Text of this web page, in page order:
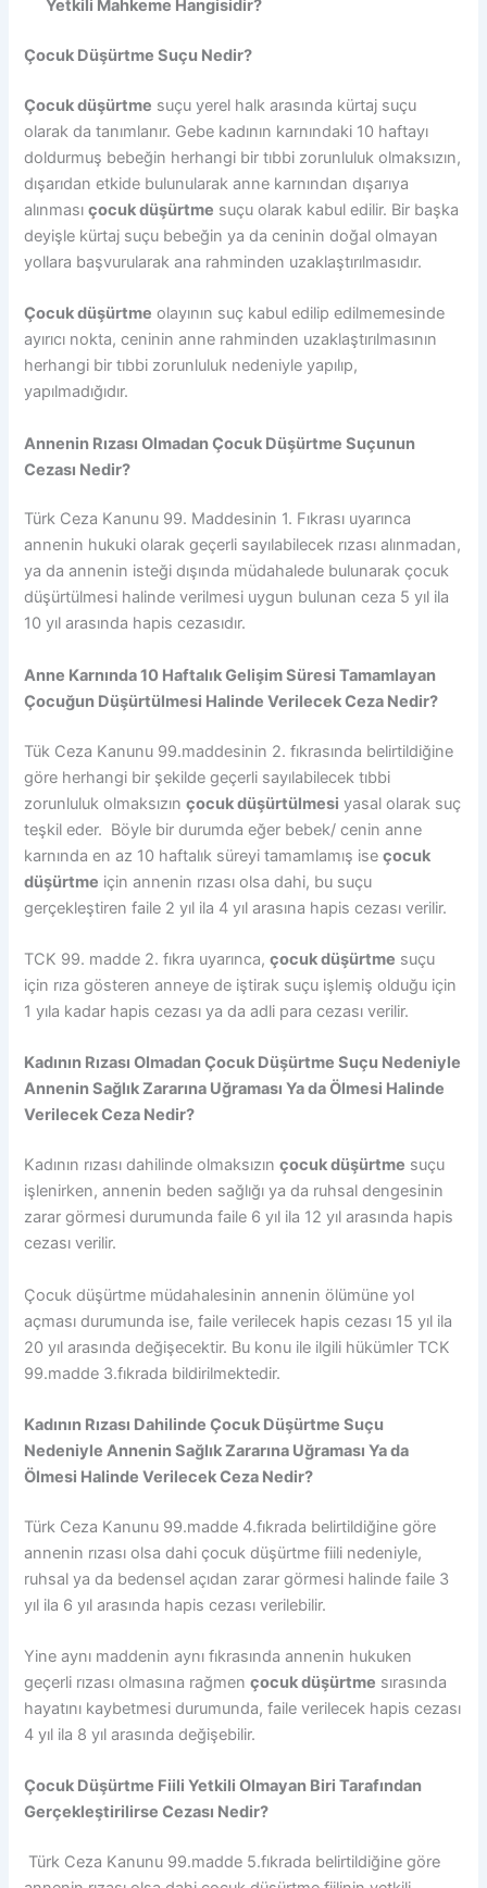
Yetkili Mahkeme Hangisidir?
Çocuk Düşürtme Suçu Nedir?
Çocuk düşürtme suçu yerel halk arasında kürtaj suçu
olarak da tanımlanır. Gebe kadının karnındaki 10 haftayı
doldurmuş bebeğin herhangi bir tıbbi zorunluluk olmaksızın,
dışarıdan etkide bulunularak anne karnından dışarıya
alınmasıçocuk düşürtme suçu olarak kabul edilir. Bir başka
deyişle kürtaj suçu bebeğin ya da ceninin doğal olmayan
yollara başvurularak ana rahminden uzaklaştırılmasıdır.
Çocuk düşürtme olayının suç kabul edilip edilmemesinde
ayırıcı nokta, ceninin anne rahminden uzaklaştırılmasının
herhangi bir tıbbi zorunluluk nedeniyle yapılıp,
yapılmadığıdır.
Annenin Rızası Olmadan Çocuk Düşürtme Suçunun
Cezası Nedir?
Türk Ceza Kanunu 99. Maddesinin 1. Fıkrası uyarınca
annenin hukuki olarak geçerli sayılabilecek rızası alınmadan,
ya da annenin isteği dışında müdahalede bulunarak çocuk
düşürtülmesi halinde verilmesi uygun bulunan ceza 5 yıl ila
10 yıl arasında hapis cezasıdır.
Anne Karnında 10 Haftalık Gelişim Süresi Tamamlayan
Çocuğun Düşürtülmesi Halinde Verilecek Ceza Nedir?
Tük Ceza Kanunu 99.maddesinin 2. fıkrasında belirtildiğine
göre herhangi bir şekilde geçerli sayılabilecek tıbbi
zorunluluk olmaksızınçocuk düşürtülmesi yasal olarak suç
teşkil eder. Böyle bir durumda eğer bebek/ cenin anne
karnında en az 10 haftalık süreyi tamamlamış iseçocuk
düşürtme için annenin rızası olsa dahi, bu suçu
gerçekleştiren faile 2 yıl ila 4 yıl arasına hapis cezası verilir.
TCK 99. madde 2. fıkra uyarınca,çocuk düşürtme suçu
için rıza gösteren anneye de iştirak suçu işlemiş olduğu için
1 yıla kadar hapis cezası ya da adli para cezası verilir.
Kadının Rızası Olmadan Çocuk Düşürtme Suçu Nedeniyle
Annenin Sağlık Zararına Uğraması Ya da Ölmesi Halinde
Verilecek Ceza Nedir?
Kadının rızası dahilinde olmaksızınçocuk düşürtme suçu
işlenirken, annenin beden sağlığı ya da ruhsal dengesinin
zarar görmesi durumunda faile 6 yıl ila 12 yıl arasında hapis
cezası verilir.
Çocuk düşürtme müdahalesinin annenin ölümüne yol
açması durumunda ise, faile verilecek hapis cezası 15 yıl ila
20 yıl arasında değişecektir. Bu konu ile ilgili hükümler TCK
99.madde 3.fıkrada bildirilmektedir.
Kadının Rızası Dahilinde Çocuk Düşürtme Suçu
Nedeniyle Annenin Sağlık Zararına Uğraması Ya da
Ölmesi Halinde Verilecek Ceza Nedir?
Türk Ceza Kanunu 99.madde 4.fıkrada belirtildiğine göre
annenin rızası olsa dahi çocuk düşürtme fiili nedeniyle,
ruhsal ya da bedensel açıdan zarar görmesi halinde faile 3
yıl ila 6 yıl arasında hapis cezası verilebilir.
Yine aynı maddenin aynı fıkrasında annenin hukuken
geçerli rızası olmasına rağmençocuk düşürtme sırasında
hayatını kaybetmesi durumunda, faile verilecek hapis cezası
4 yıl ila 8 yıl arasında değişebilir.
Çocuk Düşürtme Fiili Yetkili Olmayan Biri Tarafından
Gerçekleştirilirse Cezası Nedir?
Türk Ceza Kanunu 99.madde 5.fıkrada belirtildiğine göre